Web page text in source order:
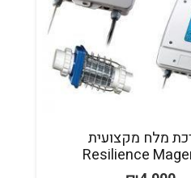
מלח מקצועית
Resilience